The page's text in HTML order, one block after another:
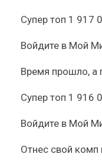
Супер топ 1 917
Войдите в Мой
Время прошло, а
Супер топ 1 916
Войдите в Мой
Отнес свой комп